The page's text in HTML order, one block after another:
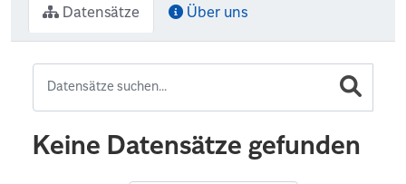
Datensätze Über uns
Keine Datensätze gefunden